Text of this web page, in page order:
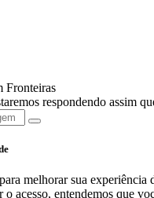
Fronteiras
respondendo assim
melhorar sua experiência
acesso, entendemos que